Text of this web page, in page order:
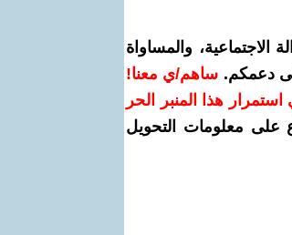
والمساواة
دعمكم. ساهم/ي معنا!
في استمرار هذا المنبر الحر
على معلومات التحويل